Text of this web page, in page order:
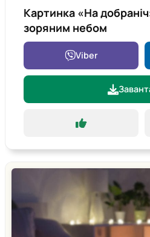
Картинка «На
зоряним небом
Viber